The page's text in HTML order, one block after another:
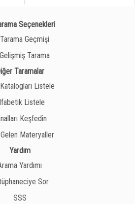
Seçenekleri
Tarama Geçmişi
Gelişmiş Tarama
Taramalar
Listele
Listele
Keşfedin
Materyaller
Yardım
Yardımı
Sor
SSS